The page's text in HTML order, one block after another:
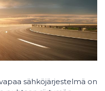
sähköjärjestelmä on